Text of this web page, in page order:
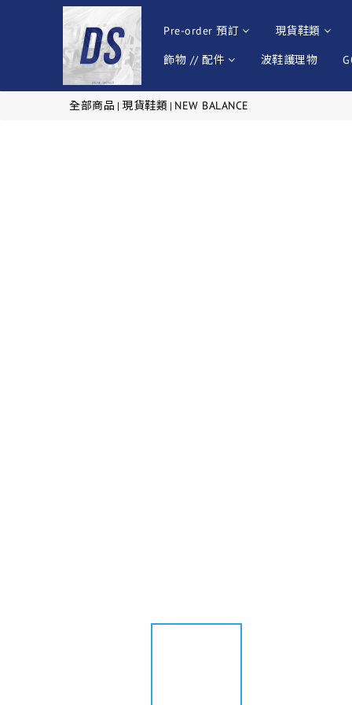
Pre-order 預訂 現貨鞋類
飾物 // 配件 波鞋護理物
全部商品 | 現貨鞋類 | NEW BALANCE